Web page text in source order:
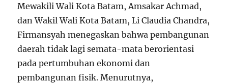
Mewakili Wali Kota Batam, Amsakar Achmad,
dan Wakil Wali Kota Batam, Li Claudia Chandra,
Firmansyah menegaskan bahwa pembangunan
daerah tidak lagi semata-mata berorientasi
pada pertumbuhan ekonomi dan
pembangunan fisik. Menurutnya,